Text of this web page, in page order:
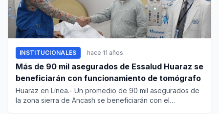
INSTITUCIONALES hace 11 años
Más de 90 mil asegurados de Essalud Huaraz se
beneficiarán con funcionamiento de tomógrafo
Huaraz en Línea.- Un promedio de 90 mil asegurados de
la zona sierra de Ancash se beneficiarán con el